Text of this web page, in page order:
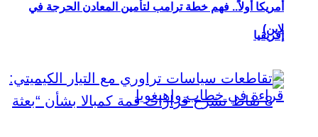
لاين)
أمريكا أولاً.. فهم خطة ترامب لتأمين المعادن الحرجة في
إفريقيا